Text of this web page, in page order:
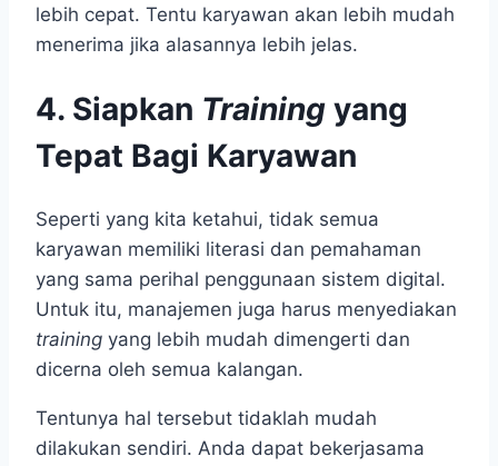
lebih cepat. Tentu karyawan akan lebih mudah
menerima jika alasannya lebih jelas.
4. Siapkan Training yang
Tepat Bagi Karyawan
Seperti yang kita ketahui, tidak semua
karyawan memiliki literasi dan pemahaman
yang sama perihal penggunaan sistem digital.
Untuk itu, manajemen juga harus menyediakan
training yang lebih mudah dimengerti dan
dicerna oleh semua kalangan.
Tentunya hal tersebut tidaklah mudah
dilakukan sendiri. Anda dapat bekerjasama